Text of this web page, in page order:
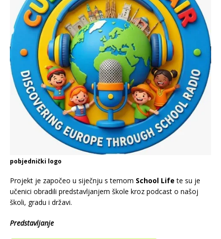
pobjednički logo
Projekt je započeo u siječnju s temom School Life te su je
učenici obradili predstavljanjem škole kroz podcast o našoj
školi, gradu i državi.
Predstavljanje